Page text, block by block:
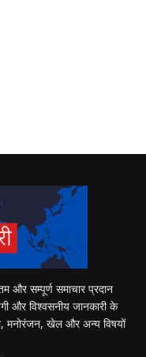
और सम्पूर्ण समाचार प्रदान
और विश्वसनीय जानकारी के
मनोरंजन, खेल और अन्य विषयों